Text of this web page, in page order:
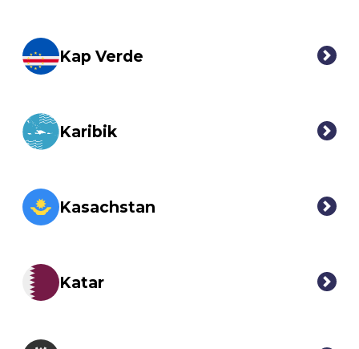
Kap Verde
Karibik
Kasachstan
Katar